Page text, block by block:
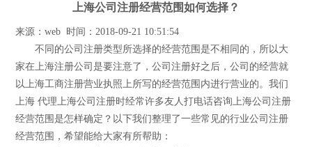
上海公司注册经营范围如何选择？
来源：web 时间：2018-09-21 10:51:54
不同的公司注册类型所选择的经营范围是不相同的，所以大
家在上海注册公司是要注意了，公司注册好之后，公司的经营就
以上海工商注册营业执照上所写的经营范围内进行营业的。我们
上海 代理上海公司注册时经常许多友人打电话咨询上海公司注册
经营范围是怎样确定？以下我们整理了一些常见的行业公司注册
经营范围，希望能给大家有所帮助：